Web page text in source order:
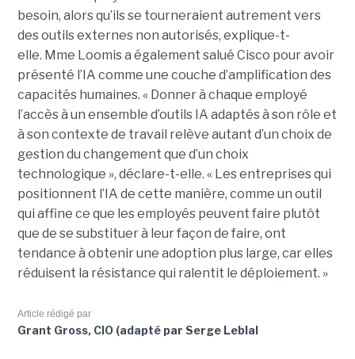
besoin, alors qu’ils se tourneraient autrement vers
des outils externes non autorisés, explique-t-
elle. Mme Loomis a également salué Cisco pour avoir
présenté l’IA comme une couche d’amplification des
capacités humaines. « Donner à chaque employé
l’accès à un ensemble d’outils IA adaptés à son rôle et
à son contexte de travail relève autant d’un choix de
gestion du changement que d’un choix
technologique », déclare-t-elle. « Les entreprises qui
positionnent l’IA de cette manière, comme un outil
qui affine ce que les employés peuvent faire plutôt
que de se substituer à leur façon de faire, ont
tendance à obtenir une adoption plus large, car elles
réduisent la résistance qui ralentit le déploiement. »
Article rédigé par
Grant Gross, CIO (adapté par Serge Leblal